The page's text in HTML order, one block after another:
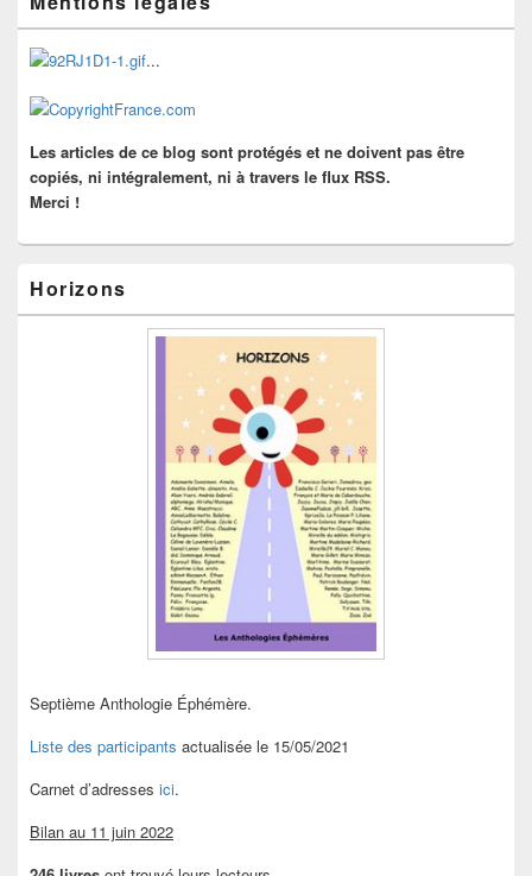
principale
de
widget
pour
barre
...
Les articles de ce blog sont protégés et ne doivent pas être
copiés, ni intégralement, ni à travers le flux RSS.
Merci !
Horizons
Septième Anthologie Éphémère.
Liste des participants actualisée le 15/05/2021
Carnet d’adresses ici.
Bilan au 11 juin 2022